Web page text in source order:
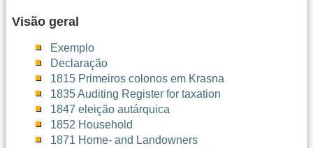
Visão geral
Exemplo
Declaração
1815 Primeiros colonos em Krasna
1835 Auditing Register for taxation
1847 eleição autárquica
1852 Household
1871 Home- and Landowners